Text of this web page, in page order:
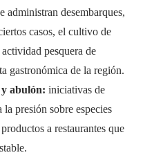
administran desembarques,
casos, el cultivo de
pesquera de
gastronómica de la región.
abulón: iniciativas de
presión sobre especies
a restaurantes que